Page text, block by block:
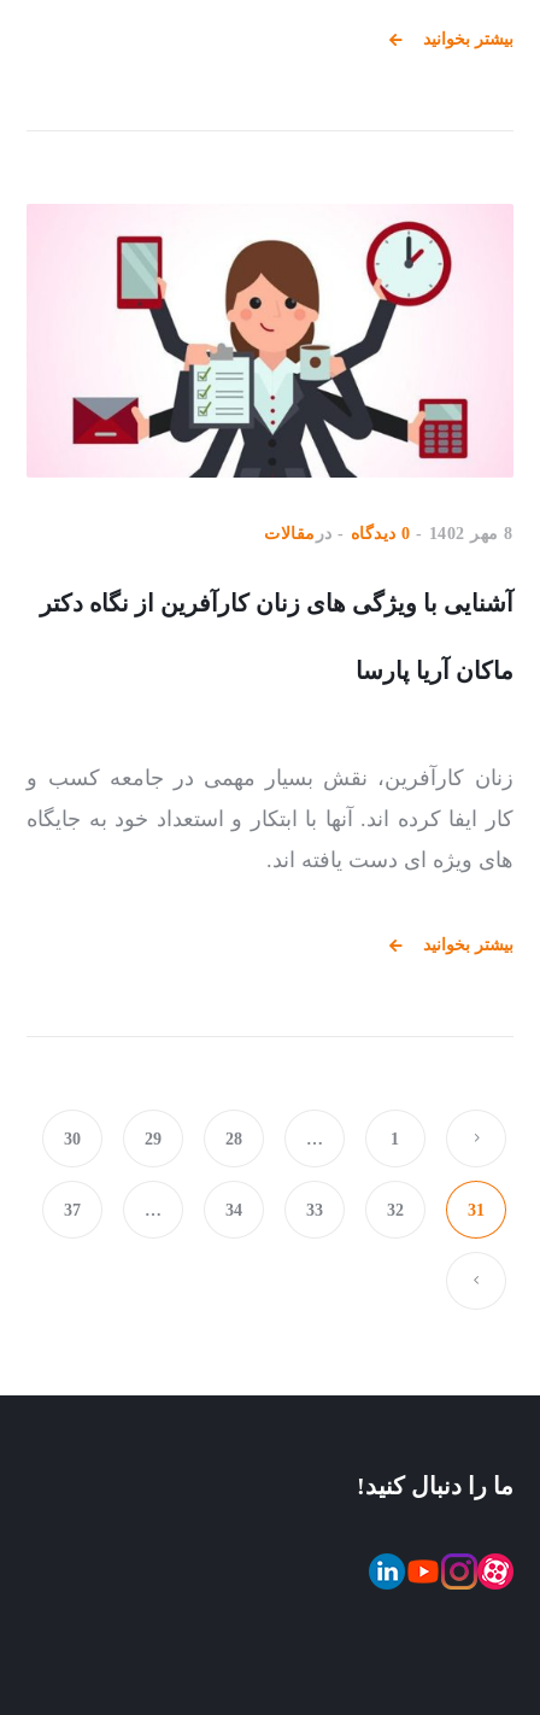
بیشتر بخوانید
8 مهر 1402 0 دیدگاه در مقالات
آشنایی با ویژگی های زنان کارآفرین از نگاه دکتر
ماکان آریا پارسا
زنان کارآفرین، نقش بسیار مهمی در جامعه کسب و
کار ایفا کرده اند. آنها با ابتکار و استعداد خود به جایگاه
های ویژه ای دست یافته اند.
بیشتر بخوانید
1
…
28
29
30
31
32
33
34
…
37
ما را دنبال کنید!